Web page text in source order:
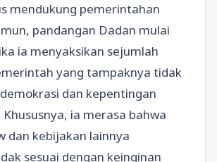
mendukung pemerintahan
pandangan Dadan mulai
ia menyaksikan sejumlah
yang tampaknya tidak
dan kepentingan
ia merasa bahwa
dan kebijakan lainnya
sesuai dengan keinginan